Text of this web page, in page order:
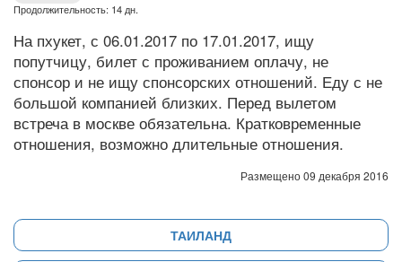
Продолжительность: 14 дн.
На пхукет, с 06.01.2017 по 17.01.2017, ищу
попутчицу, билет с проживанием оплачу, не
спонсор и не ищу спонсорских отношений. Еду с не
большой компанией близких. Перед вылетом
встреча в москве обязательна. Кратковременные
отношения, возможно длительные отношения.
Размещено 09 декабря 2016
ТАИЛАНД